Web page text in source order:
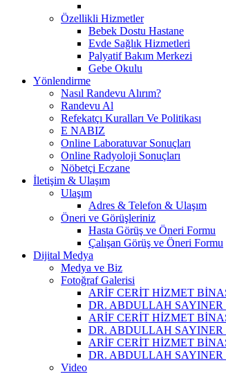
Özellikli Hizmetler
Bebek Dostu Hastane
Evde Sağlık Hizmetleri
Palyatif Bakım Merkezi
Gebe Okulu
Yönlendirme
Nasıl Randevu Alırım?
Randevu Al
Refekatçı Kuralları Ve Politikası
E NABIZ
Online Laboratuvar Sonuçları
Online Radyoloji Sonuçları
Nöbetçi Eczane
İletişim & Ulaşım
Ulaşım
Adres & Telefon & Ulaşım
Öneri ve Görüşleriniz
Hasta Görüş ve Öneri Formu
Çalışan Görüş ve Öneri Formu
Dijital Medya
Medya ve Biz
Fotoğraf Galerisi
ARİF CERİT HİZMET
DR. ABDULLAH
ARİF CERİT HİZMET
DR. ABDULLAH
ARİF CERİT HİZMET
DR. ABDULLAH SAYINER
Video